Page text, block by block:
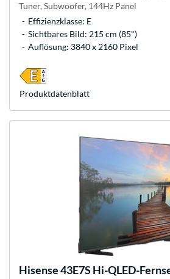
Tuner, Subwoofer, 144Hz Panel
Effizienzklasse: E
Sichtbares Bild: 215 cm (85")
Auflösung: 3840 x 2160 Pixel
Produkt­datenblatt
Hisense43E7S Hi-QLED-